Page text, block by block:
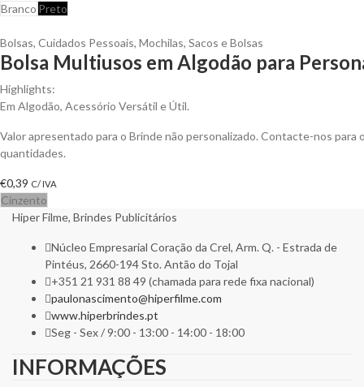
Branco Preto
Bolsas, Cuidados Pessoais, Mochilas, Sacos e Bolsas
Bolsa Multiusos em Algodão para
Highlights:
Em Algodão, Acessório Versátil e Útil.
Valor apresentado para o Brinde não personalizado. Contacte-nos
quantidades.
€0,39 C/ IVA
Cinzento
Hiper Filme, Brindes Publicitários
Núcleo Empresarial Coração da Crel, Arm. Q. - Estrada de
Pintéus, 2660-194 Sto. Antão do Tojal
+351 21 931 88 49 (chamada para rede fixa nacional)
paulonascimento@hiperfilme.com
www.hiperbrindes.pt
Seg - Sex / 9:00 - 13:00 - 14:00 - 18:00
INFORMAÇÕES